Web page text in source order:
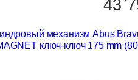
механизм Abus
ключ-ключ 175 mm